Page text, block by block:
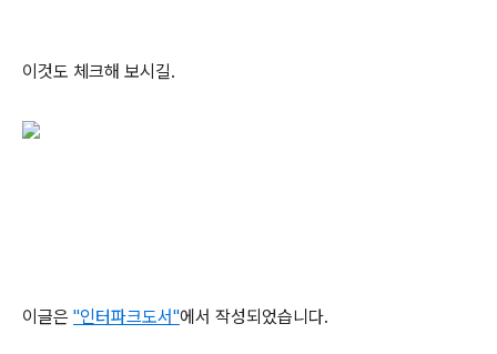
이것도 체크해 보시길.
이글은 "인터파크도서"에서 작성되었습니다.